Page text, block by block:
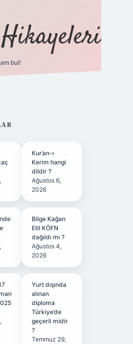
bul!
Kur’an-ı
Kerim hangi
dildir ?
Ağustos 6,
2026
Bilge Kağan
Etil KÖFN
dağıldı mı ?
Ağustos 4,
2026
Yurt dışında
alınan
diploma
Türkiye’de
geçerli midir
?
Temmuz 29,